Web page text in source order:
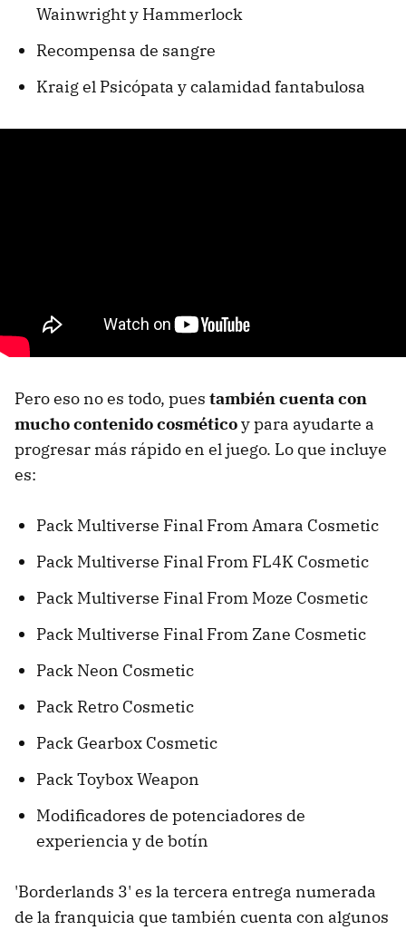
Wainwright y Hammerlock
Recompensa de sangre
Kraig el Psicópata y calamidad fantabulosa
Pero eso no es todo, pues también cuenta con
mucho contenido cosméticoy para ayudarte a
progresar más rápido en el juego. Lo que incluye
es:
Pack Multiverse Final From Amara Cosmetic
Pack Multiverse Final From FL4K Cosmetic
Pack Multiverse Final From Moze Cosmetic
Pack Multiverse Final From Zane Cosmetic
Pack Neon Cosmetic
Pack Retro Cosmetic
Pack Gearbox Cosmetic
Pack Toybox Weapon
Modificadores de potenciadores de
experiencia y de botín
'Borderlands 3' es la tercera entrega numerada
de la franquicia que también cuenta con algunos